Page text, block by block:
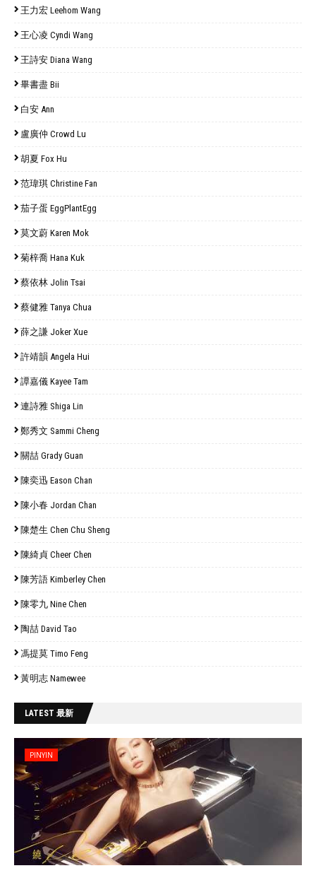
王力宏 Leehom Wang
王心凌 Cyndi Wang
王詩安 Diana Wang
畢書盡 Bii
白安 Ann
盧廣仲 Crowd Lu
胡夏 Fox Hu
范瑋琪 Christine Fan
茄子蛋 EggPlantEgg
莫文蔚 Karen Mok
菊梓喬 Hana Kuk
蔡依林 Jolin Tsai
蔡健雅 Tanya Chua
薛之謙 Joker Xue
許靖韻 Angela Hui
譚嘉儀 Kayee Tam
連詩雅 Shiga Lin
鄭秀文 Sammi Cheng
關喆 Grady Guan
陳奕迅 Eason Chan
陳小春 Jordan Chan
陳楚生 Chen Chu Sheng
陳綺貞 Cheer Chen
陳芳語 Kimberley Chen
陳零九 Nine Chen
陶喆 David Tao
馮提莫 Timo Feng
黃明志 Namewee
LATEST 最新
PINYIN